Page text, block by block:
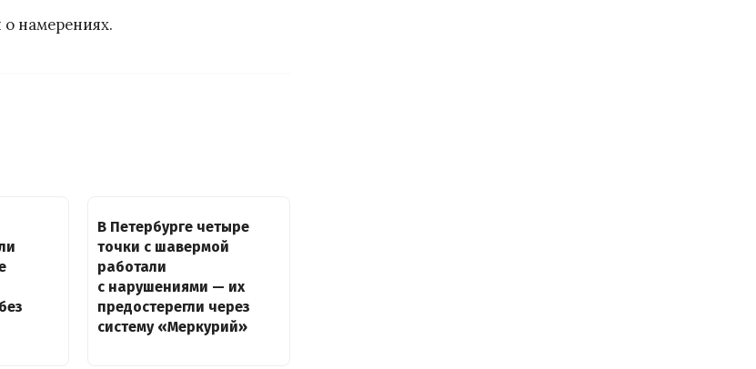
намерениях.
В Петербурге четыре
точки с шавермой
работали
с нарушениями — их
предостерегли через
систему «Меркурий»